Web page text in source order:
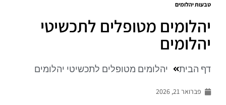
טבעות יהלומים
יהלומים מטופלים לתכשיטי
יהלומים
דף הבית יהלומים מטופלים לתכשיטי יהלומים
פברואר 21, 2026